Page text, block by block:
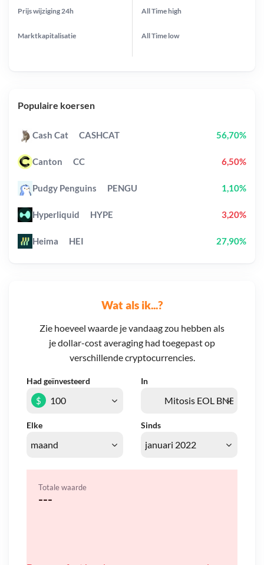
Wat als ik...?
Zie hoeveel waarde je vandaag zou hebben als
je dollar-cost averaging had toegepast op
verschillende cryptocurrencies.
Had geïnvesteerd In
Elke Sinds
$
Totale waarde
---
Prijs wijziging 24h
Marktkapitalisatie
All Timehigh
All Time low
Populaire koersen
Cash Cat CASHCAT 56,70%
Canton CC 6,50%
Pudgy Penguins PENGU 1,10%
Hyperliquid HYPE 3,20%
Heima HEI 27,90%